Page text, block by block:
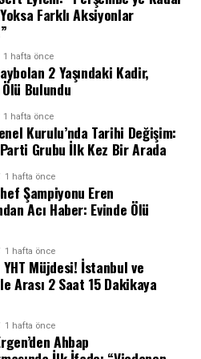
Türkiye’nin ve
refahını güvence altına
aşama olduğu
hedefe ulaşmak için atılacak
istişareler yapıldı.
10’uncu Yıl Mesajı
karşı gösterilen milli
FETÖ ile mücadelede
gündemindeydi.Bildiride,
tamamen ortadan
hassasiyet ve
kaydedildi.
Kritik Rolü
gerçekleştirilen NATO Zirvesi
saldırının
olduğu henüz netlik
Barosu’nun konuya ilişkin bir
Farklı Aksiyonlar
1 hafta önce
2 Yaşındaki Kadir,
Bulundu
1 hafta önce
Kurulu’nda Tarihi Değişim:
Grubu İlk Kez Bir Arada
1 hafta önce
Şampiyonu Eren
Acı Haber: Evinde Ölü
1 hafta önce
YHT Müjdesi! İstanbul ve
Arası 2 Saat 15 Dakikaya
1 hafta önce
Ahbap